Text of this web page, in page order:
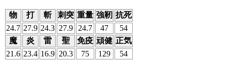
物 打 斬 刺突 重量 強靭 抗死
24.7 27.9 24.3 27.9 24.7 47
54
魔
炎 雷 聖 免疫 頑健 正気
21.6 23.4 16.9 20.3 75 129 54